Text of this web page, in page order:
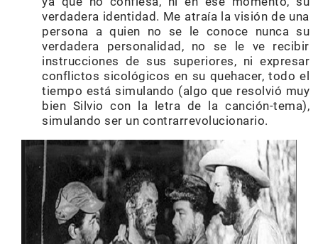
verdadera identidad. Me atraía la visión de una
persona a quien no se le conoce nunca su
verdadera personalidad, no se le ve recibir
instrucciones de sus superiores, ni expresar
conflictos sicológicos en su quehacer, todo el
tiempo está simulando (algo que resolvió muy
bien Silvio con la letra de la canción-tema),
simulando ser un contrarrevolucionario.